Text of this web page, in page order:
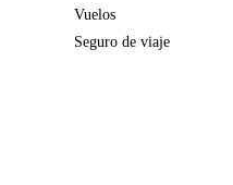
Vuelos
Seguro de viaje